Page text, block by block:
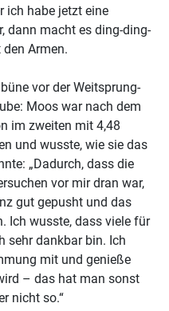
ich habe jetzt eine
dann macht es ding-ding-
Armen.
vor der Weitsprung-
Moos war nach dem
im zweiten mit 4,48
und wusste, wie sie das
„Dadurch, dass die
vor mir dran war,
gut gepusht und das
Ich wusste, dass viele für
sehr dankbar bin. Ich
mit und genieße
– das hat man sonst
nicht so.“